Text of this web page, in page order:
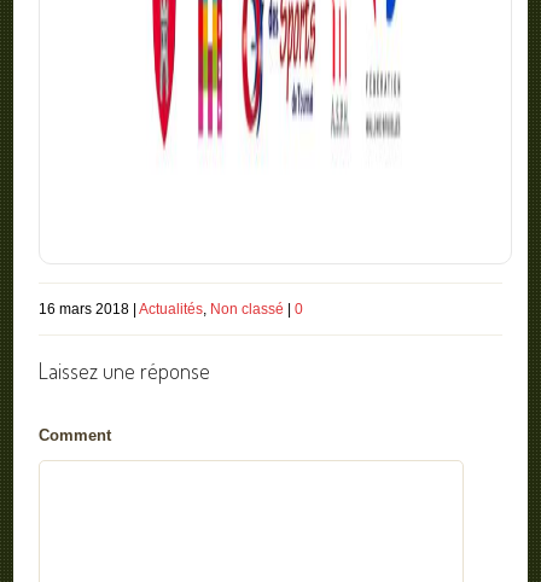
16 mars 2018 |Actualités, Non classé |0
Laissez une réponse
Comment